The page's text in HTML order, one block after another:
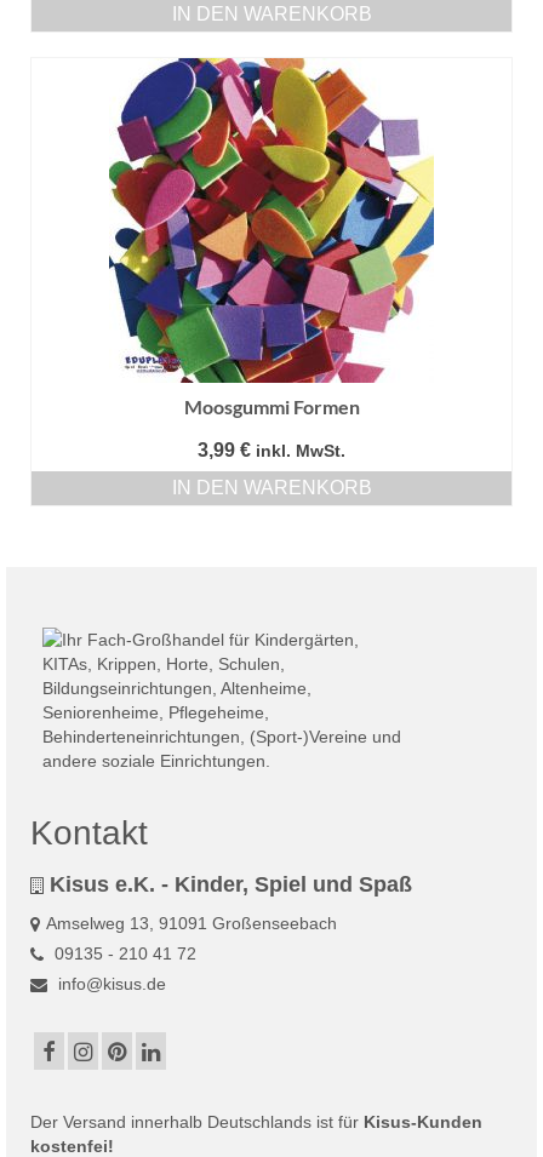
IN DEN WARENKORB
Moosgummi Formen
3,99 € inkl. MwSt.
IN DEN WARENKORB
Kontakt
Kisus e.K. - Kinder, Spiel und Spaß
Amselweg 13, 91091 Großenseebach
09135 - 210 41 72
info@kisus.de
Der Versand innerhalb Deutschlands ist für Kisus-Kunden
kostenfei!